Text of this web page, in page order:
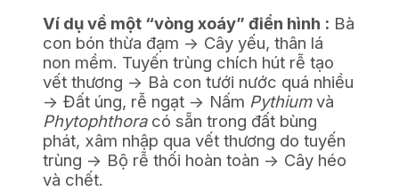
Ví dụ về một “vòng xoáy” điển hình : Bà
con bón thừa đạm -> Cây yếu, thân lá
non mềm. Tuyến trùng chích hút rễ tạo
vết thương -> Bà con tưới nước quá nhiều
-> Đất úng, rễ ngạt -> Nấm Pythium
Phytophthoracó sẵn trong đất bùng
phát, xâm nhập qua vết thương do tuyến
trùng -> Bộ rễ thối hoàn toàn -> Cây héo
và chết.